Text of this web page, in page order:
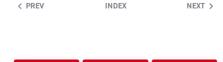
PREV INDEX NEXT